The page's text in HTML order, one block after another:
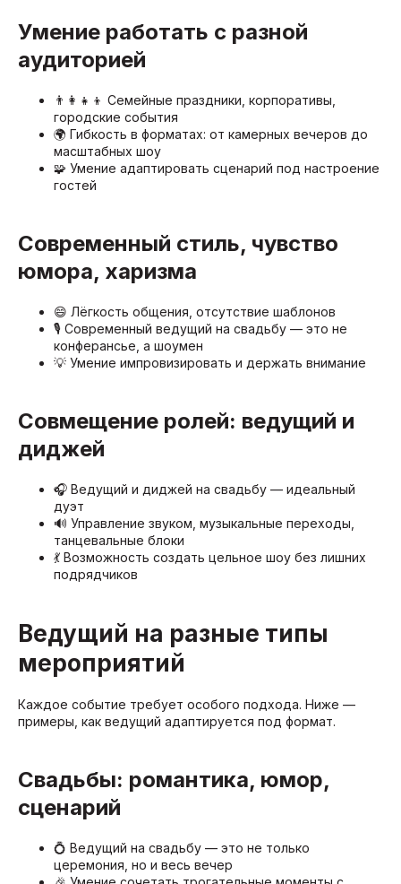
Умение работать с разной
аудиторией
👨‍👩‍👧‍👦 Семейные праздники, корпоративы,
городские события
🌍 Гибкость в форматах: от камерных вечеров до
масштабных шоу
🧩 Умение адаптировать сценарий под настроение
гостей
Современный стиль, чувство
юмора, харизма
😄 Лёгкость общения, отсутствие шаблонов
🎙️ Современный ведущий на свадьбу — это не
конферансье, а шоумен
💡 Умение импровизировать и держать внимание
Совмещение ролей: ведущий и
диджей
🎧 Ведущий и диджей на свадьбу — идеальный
дуэт
🔊 Управление звуком, музыкальные переходы,
танцевальные блоки
💃 Возможность создать цельное шоу без лишних
подрядчиков
Ведущий на разные типы
мероприятий
Каждое событие требует особого подхода. Ниже —
примеры, как ведущий адаптируется под формат.
Свадьбы: романтика, юмор,
сценарий
💍 Ведущий на свадьбу — это не только
церемония, но и весь вечер